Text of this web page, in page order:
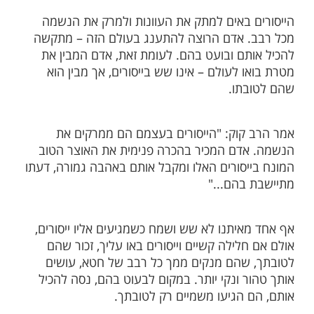
"נאמר ברית במלח: 'וְלֹא תַשְׁבִּית מֶלַח בְּרִית'
יג') ונאמר ברית בייסורים בסוף פרשת הקללות,
במלח, מלח ממתק את הבשר, אף ברית
ייסורים ממרקים את כל עוונותיו של
הוא זך וטהור. טבע הטביע הקב"ה במלח
את האדם וממרקים אותו מכל חטא ועוון.
היא רק במידה מסוימת, שאם ייתן מלח רב
הוא יתקלקל ויימאס. כך הם הייסורים – הם
כשהם במידה הנכונה, מיישרים את ליבו,
האדם את מעשיו ('מאור ושמש').